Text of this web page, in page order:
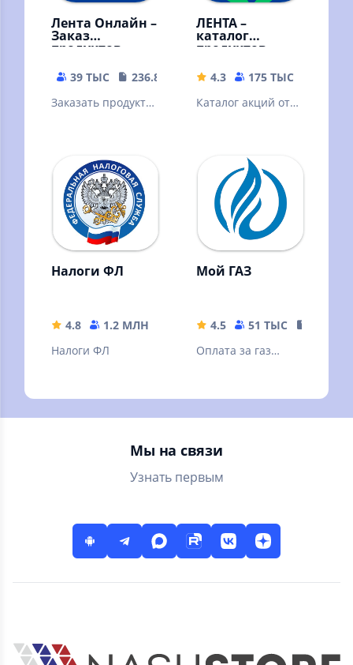
Лента Онлайн –
Заказ
продуктов
39 ТЫС
236.89 MB
Заказать продукты
Первый
ЛЕНТА –
каталог
продуктов
4.3 175 ТЫС
Каталог акций от
включено в карту
лояльности!
Налоги ФЛ
4.8 1.2 МЛН
115.78 MB
Налоги ФЛ
Мой ГАЗ
4.5 51 ТЫС
Оплата за газ
Мы на связи
Узнать первым